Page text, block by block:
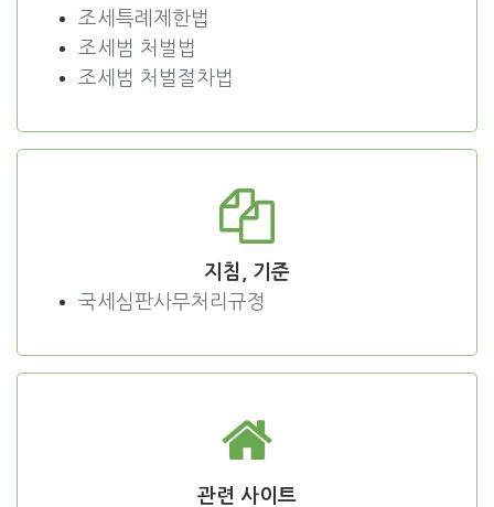
조세특례제한법
조세범 처벌법
조세범 처벌절차법
지침, 기준
국세심판사무처리규정
관련 사이트